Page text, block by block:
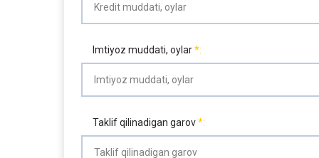
Imtiyoz muddati, oylar
Taklif qilinadigan garov